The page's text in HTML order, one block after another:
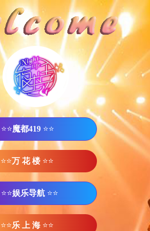
⭐⭐魔都419 ⭐⭐
⭐⭐万 花 楼 ⭐⭐
⭐⭐娱乐导航 ⭐⭐
⭐⭐乐 上 海 ⭐⭐